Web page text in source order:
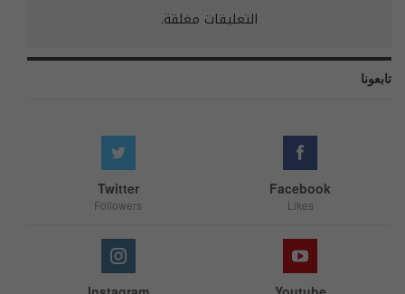
التعليقات مغلقة.
تابعونا
Facebook
Likes
Twitter
Followers